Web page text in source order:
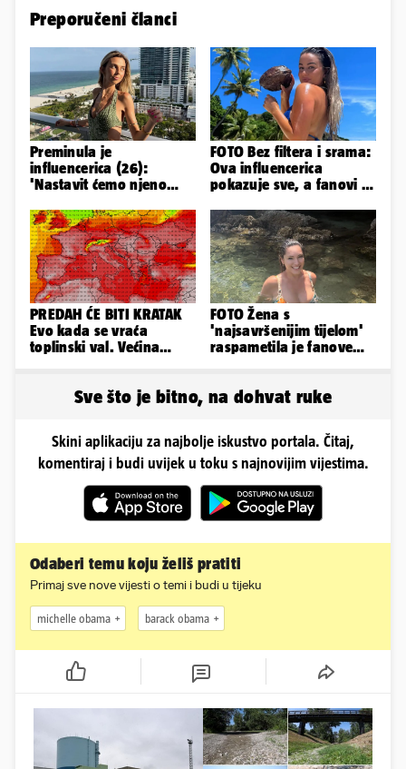
Preporučeni članci
Preminula je
influencerica (26):
'Nastavit ćemo njeno
FOTO Bez filtera i srama:
Ova influencerica
pokazuje sve, a fanovi je
PREDAH ĆE BITI KRATAK
Evo kada se vraća
toplinski val. Većina
FOTO Žena s
'najsavršenijim tijelom'
raspametila je fanove
Sve što je bitno, na dohvat ruke
Skini aplikaciju za najbolje iskustvo portala. Čitaj,
komentiraj i budi uvijek u toku s najnovijim vijestima.
Odaberi temu koju želiš pratiti
Primaj sve nove vijesti o temi i budi u tijeku
michelle obama barack obama